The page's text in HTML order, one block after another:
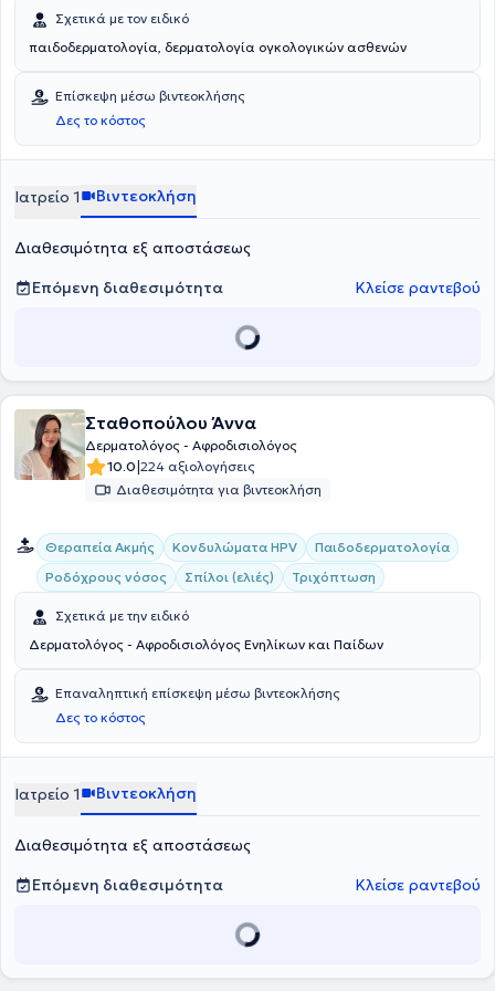
Σχετικά με τον ειδικό
παιδοδερματολογία, δερματολογία ογκολογικών ασθενών
Επίσκεψη μέσω βιντεοκλήσης
Δες το κόστος
Ιατρείο 1 Βιντεοκλήση
Διαθεσιμότητα εξ αποστάσεως
Επόμενη διαθεσιμότητα
Κλείσε ραντεβού
Σταθοπούλου Άννα
Δερματολόγος - Αφροδισιολόγος
10.0|224 αξιολογήσεις
Διαθεσιμότητα για βιντεοκλήση
Θεραπεία Ακμής Κονδυλώματα HPV
Παιδοδερματολογία
Ροδόχρους νόσος
Σπίλοι (ελιές) Τριχόπτωση
Σχετικά με την ειδικό
Δερματολόγος - Αφροδισιολόγος Ενηλίκων και Παίδων
Επαναληπτική επίσκεψη μέσω βιντεοκλήσης
Δες το κόστος
Ιατρείο 1 Βιντεοκλήση
Διαθεσιμότητα εξ αποστάσεως
Επόμενη διαθεσιμότητα
Κλείσε ραντεβού